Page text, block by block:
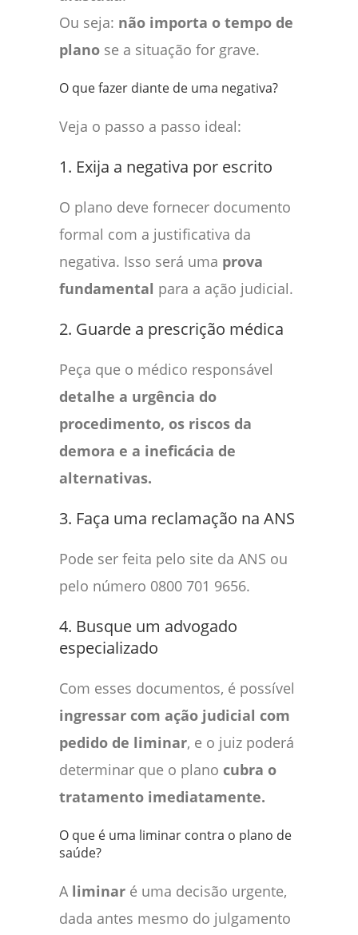
Ou seja: não importa o tempo de
plano se a situação for grave.
O que fazer diante de uma negativa?
Veja o passo a passo ideal:
1. Exija a negativa por escrito
O plano deve fornecer documento
formal com a justificativa da
negativa. Isso será uma prova
fundamental para a ação judicial.
2. Guarde a prescrição médica
Peça que o médico responsável
detalhe a urgência do
procedimento, os riscos da
demora e a ineficácia de
alternativas.
3. Faça uma reclamação na ANS
Pode ser feita pelo site da ANS ou
pelo número 0800 701 9656.
4. Busque um advogado
especializado
Com esses documentos, é possível
ingressar com ação judicial com
pedido de liminar, e o juiz poderá
determinar que o plano cubra o
tratamento imediatamente.
O que é uma liminar contra o plano de
saúde?
A liminar é uma decisão urgente,
dada antes mesmo do julgamento